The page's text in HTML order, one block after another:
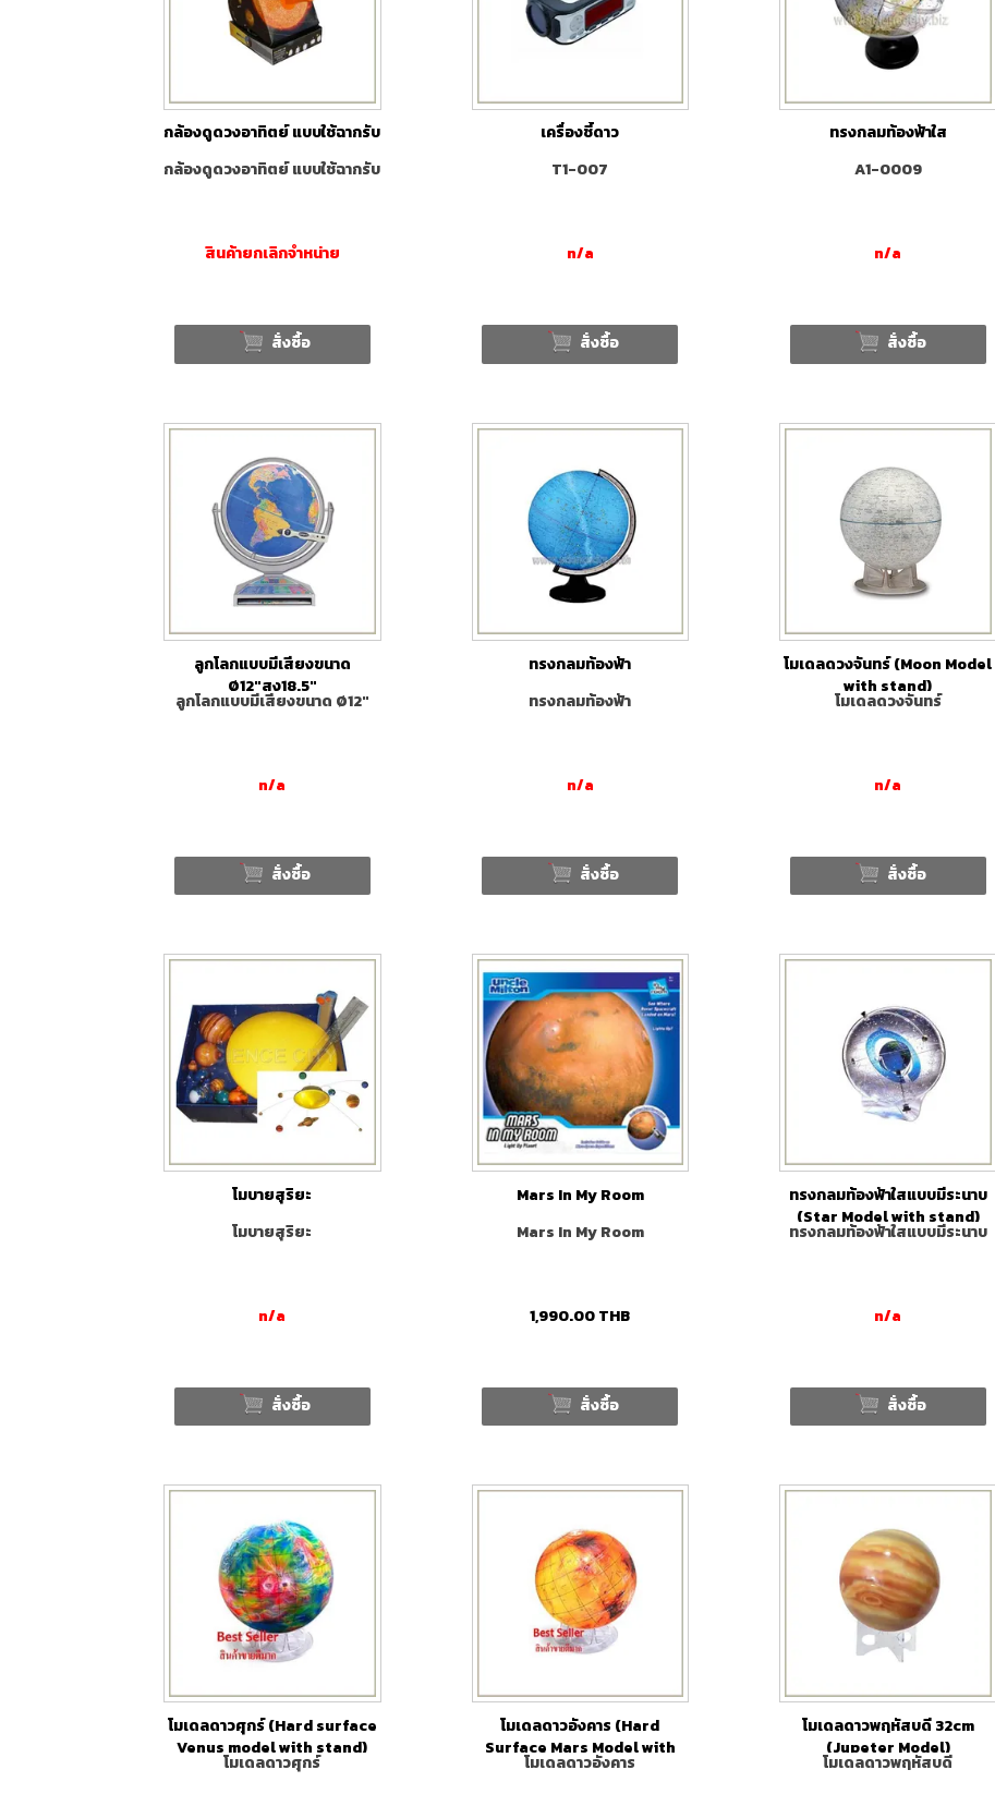
กล้องดูดวงอาทิตย์ แบบใช้ฉากรับ
กล้องดูดวงอาทิตย์ แบบใช้ฉากรับ
สินค้ายกเลิกจำหน่าย
สั่งซื้อ
เครื่องชี้ดาว
T1-007
n/a
สั่งซื้อ
ทรงกลมท้องฟ้าใส
A1-0009
n/a
สั่งซื้อ
ลูกโลกแบบมีเสียงขนาด
Ø12"สูง18.5"
ลูกโลกแบบมีเสียงขนาด Ø12"
n/a
สั่งซื้อ
ทรงกลมท้องฟ้า
ทรงกลมท้องฟ้า
n/a
สั่งซื้อ
โมเดลดวงจันทร์ (Moon Model
with stand)
โมเดลดวงจันทร์
n/a
สั่งซื้อ
โมบายสุริยะ
โมบายสุริยะ
n/a
สั่งซื้อ
Mars In My Room
Mars In My Room
1,990.00THB
สั่งซื้อ
ทรงกลมท้องฟ้าใสแบบมีระนาบ
(Star Model with stand)
ทรงกลมท้องฟ้าใสแบบมีระนาบ
n/a
สั่งซื้อ
โมเดลดาวศุกร์ (Hard surface
Venus model with stand)
โมเดลดาวศุกร์
โมเดลดาวอังคาร (Hard
Surface Mars Model with
stand)
โมเดลดาวอังคาร
โมเดลดาวพฤหัสบดี 32cm
(Jupeter Model)
โมเดลดาวพฤหัสบดี